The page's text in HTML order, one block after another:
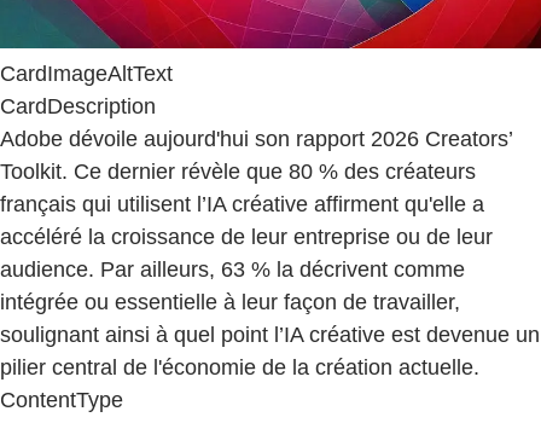
CardImageAltText
CardDescription
Adobe dévoile aujourd'hui son rapport 2026 Creators’
Toolkit. Ce dernier révèle que 80 % des créateurs
français qui utilisent l’IA créative affirment qu'elle a
accéléré la croissance de leur entreprise ou de leur
audience. Par ailleurs, 63 % la décrivent comme
intégrée ou essentielle à leur façon de travailler,
soulignant ainsi à quel point l’IA créative est devenue un
pilier central de l'économie de la création actuelle.
ContentType